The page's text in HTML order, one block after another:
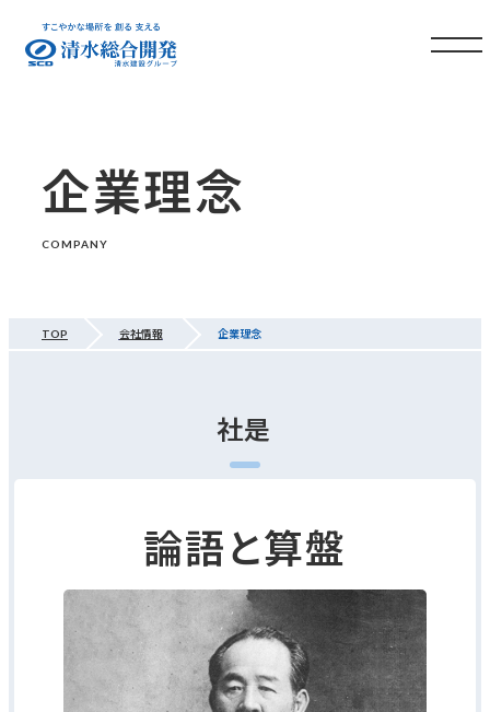
企業理念
COMPANY
TOP 会社情報 企業理念
社是
論語と算盤